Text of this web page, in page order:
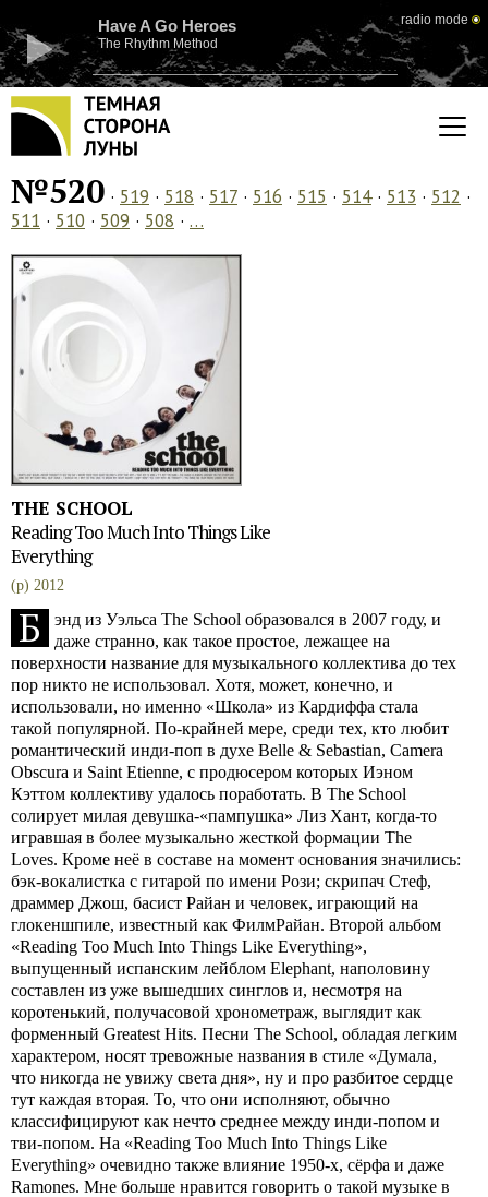
Have A Go Heroes
The Rhythm Method
radio mode
№520 · 519 · 518 · 517 · 516 · 515 · 514· 513 · 512 ·
511 · 510 · 509 · 508 · …
THE SCHOOL
Reading Too Much Into Things Like
Everything
(p) 2012
Б
энд из Уэльса The School образовался в 2007 году, и
даже странно, как такое простое, лежащее на
поверхности название для музыкального коллектива до тех
пор никто не использовал. Хотя, может, конечно, и
использовали, но именно «Школа» из Кардиффа стала
такой популярной. По-крайней мере, среди тех, кто любит
романтический инди-поп в духе Belle & Sebastian, Camera
Obscura и Saint Etienne, с продюсером которых Иэном
Кэттом коллективу удалось поработать. В The School
солирует милая девушка-«пампушка» Лиз Хант, когда-то
игравшая в более музыкально жесткой формации The
Loves. Кроме неё в составе на момент основания значились:
бэк-вокалистка с гитарой по имени Рози; скрипач Стеф,
драммер Джош, басист Райан и человек, играющий на
глокеншпиле, известный как ФилмРайан. Второй альбом
«Reading Too Much Into Things Like Everything»,
выпущенный испанским лейблом Elephant, наполовину
составлен из уже вышедших синглов и, несмотря на
коротенький, получасовой хронометраж, выглядит как
форменный Greatest Hits. Песни The School, обладая легким
характером, носят тревожные названия в стиле «Думала,
что никогда не увижу света дня», ну и про разбитое сердце
тут каждая вторая. То, что они исполняют, обычно
классифицируют как нечто среднее между инди-попом и
тви-попом. На «Reading Too Much Into Things Like
Everything» очевидно также влияние 1950-х, сёрфа и даже
Ramones. Мне больше нравится говорить о такой музыке в